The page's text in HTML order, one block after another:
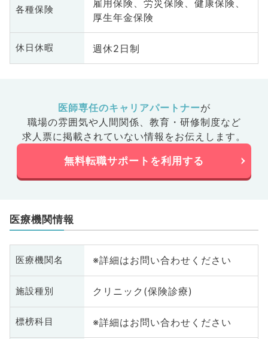
各種保険
雇用保険、労災保険、健康保険、
厚生年金保険
休日休暇 週休2日制
医師専任のキャリアパートナーが
職場の雰囲気や人間関係、 教育・研修制度など
求人票に掲載されていない情報をお伝えします。
無料転職サポートを利用する
医療機関情報
医療機関名 ※詳細はお問い合わせください
施設種別 クリニック(保険診療)
標榜科目 ※詳細はお問い合わせください